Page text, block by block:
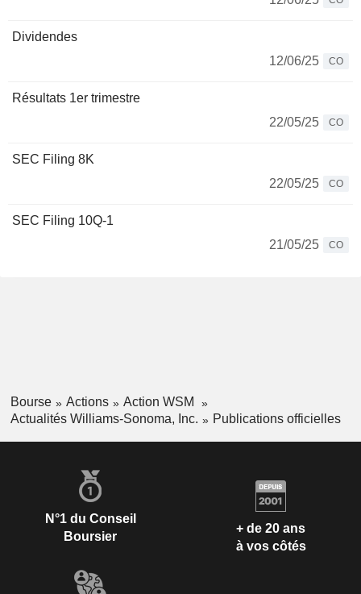
Dividendes
12/06/25
CO
Résultats 1er trimestre
22/05/25
CO
SEC Filing 8K
22/05/25
CO
SEC Filing 10Q-1
21/05/25
CO
Bourse Actions
Action WSM
Actualités Williams-Sonoma, Inc.
Publications officielles
N°1 du Conseil
Boursier
+ de 20 ans
à vos côtés